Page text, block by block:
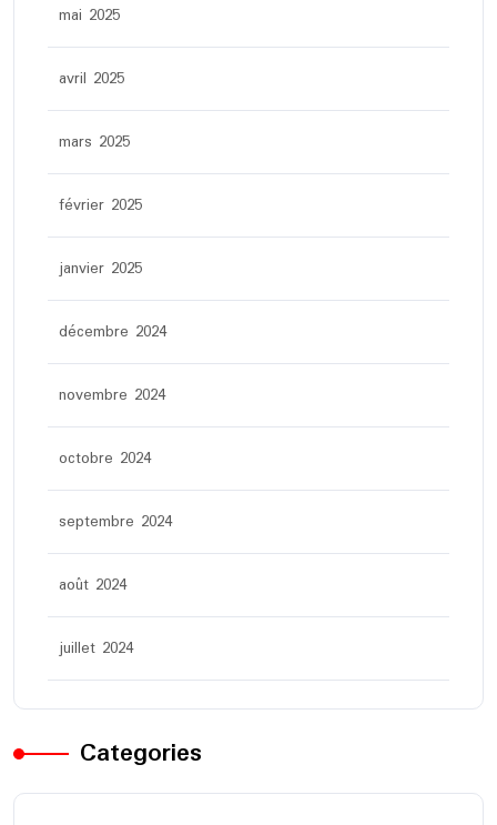
mai 2025
avril 2025
mars 2025
février 2025
janvier 2025
décembre 2024
novembre 2024
octobre 2024
septembre 2024
août 2024
juillet 2024
Categories